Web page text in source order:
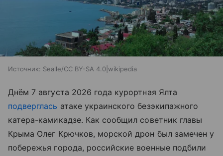
Источник: Sealle/CC BY-SA 4.0|wikipedia
Днём 7 августа 2026 года курортная Ялта
подверглась атаке украинского безэкипажного
катера-камикадзе. Как сообщил советник главы
Крыма Олег Крючков, морской дрон был замечен у
побережья города, российские военные подбили